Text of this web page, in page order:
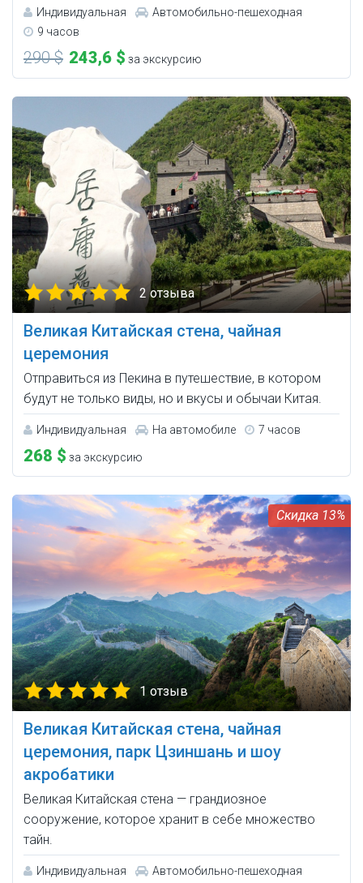
Индивидуальная
Автомобильно-пешеходная
9 часов
290 $ 243,6 $ за экскурсию
2 отзыва
Великая Китайская стена, чайная
церемония
Отправиться из Пекина в путешествие, в котором
будут не только виды, но и вкусы и обычаи Китая.
Индивидуальная На автомобиле 7 часов
268 $ за экскурсию
13%
1 отзыв
Великая Китайская стена, чайная
церемония, парк Цзиншань и шоу
акробатики
Великая Китайская стена — грандиозное
сооружение, которое хранит в себе множество
тайн.
Индивидуальная
Автомобильно-пешеходная